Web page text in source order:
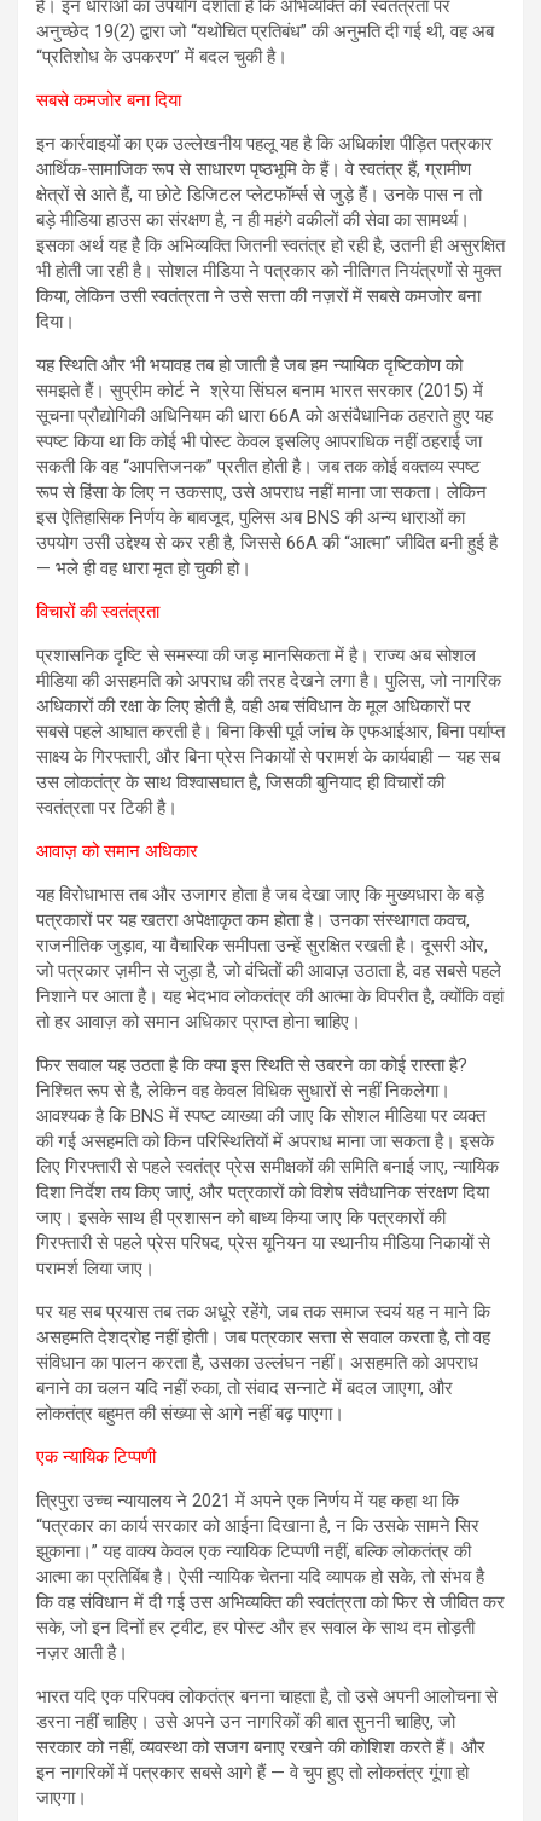
हैं। इन धाराओं का उपयोग दर्शाता है कि अभिव्यक्ति की स्वतंत्रता पर
अनुच्छेद 19(2) द्वारा जो “यथोचित प्रतिबंध” की अनुमति दी गई थी, वह अब
“प्रतिशोध के उपकरण” में बदल चुकी है।
सबसे कमजोर बना दिया
इन कार्रवाइयों का एक उल्लेखनीय पहलू यह है कि अधिकांश पीड़ित पत्रकार
आर्थिक-सामाजिक रूप से साधारण पृष्ठभूमि के हैं। वे स्वतंत्र हैं, ग्रामीण
क्षेत्रों से आते हैं, या छोटे डिजिटल प्लेटफॉर्म्स से जुड़े हैं। उनके पास न तो
बड़े मीडिया हाउस का संरक्षण है, न ही महंगे वकीलों की सेवा का सामर्थ्य।
इसका अर्थ यह है कि अभिव्यक्ति जितनी स्वतंत्र हो रही है, उतनी ही असुरक्षित
भी होती जा रही है। सोशल मीडिया ने पत्रकार को नीतिगत नियंत्रणों से मुक्त
किया, लेकिन उसी स्वतंत्रता ने उसे सत्ता की नज़रों में सबसे कमजोर बना
दिया।
यह स्थिति और भी भयावह तब हो जाती है जब हम न्यायिक दृष्टिकोण को
समझते हैं। सुप्रीम कोर्ट ने श्रेया सिंघल बनाम भारत सरकार (2015) में
सूचना प्रौद्योगिकी अधिनियम की धारा 66A को असंवैधानिक ठहराते हुए यह
स्पष्ट किया था कि कोई भी पोस्ट केवल इसलिए आपराधिक नहीं ठहराई जा
सकती कि वह “आपत्तिजनक” प्रतीत होती है। जब तक कोई वक्तव्य स्पष्ट
रूप से हिंसा के लिए न उकसाए, उसे अपराध नहीं माना जा सकता। लेकिन
इस ऐतिहासिक निर्णय के बावजूद, पुलिस अब BNS की अन्य धाराओं का
उपयोग उसी उद्देश्य से कर रही है, जिससे 66A की “आत्मा” जीवित बनी हुई है
— भले ही वह धारा मृत हो चुकी हो।
विचारों की स्वतंत्रता
प्रशासनिक दृष्टि से समस्या की जड़ मानसिकता में है। राज्य अब सोशल
मीडिया की असहमति को अपराध की तरह देखने लगा है। पुलिस, जो नागरिक
अधिकारों की रक्षा के लिए होती है, वही अब संविधान के मूल अधिकारों पर
सबसे पहले आघात करती है। बिना किसी पूर्व जांच के एफआईआर, बिना पर्याप्त
साक्ष्य के गिरफ्तारी, और बिना प्रेस निकायों से परामर्श के कार्यवाही — यह सब
उस लोकतंत्र के साथ विश्वासघात है, जिसकी बुनियाद ही विचारों की
स्वतंत्रता पर टिकी है।
आवाज़ को समान अधिकार
यह विरोधाभास तब और उजागर होता है जब देखा जाए कि मुख्यधारा के बड़े
पत्रकारों पर यह खतरा अपेक्षाकृत कम होता है। उनका संस्थागत कवच,
राजनीतिक जुड़ाव, या वैचारिक समीपता उन्हें सुरक्षित रखती है। दूसरी ओर,
जो पत्रकार ज़मीन से जुड़ा है, जो वंचितों की आवाज़ उठाता है, वह सबसे पहले
निशाने पर आता है। यह भेदभाव लोकतंत्र की आत्मा के विपरीत है, क्योंकि वहां
तो हर आवाज़ को समान अधिकार प्राप्त होना चाहिए।
फिर सवाल यह उठता है कि क्या इस स्थिति से उबरने का कोई रास्ता है?
निश्चित रूप से है, लेकिन वह केवल विधिक सुधारों से नहीं निकलेगा।
आवश्यक है कि BNS में स्पष्ट व्याख्या की जाए कि सोशल मीडिया पर व्यक्त
की गई असहमति को किन परिस्थितियों में अपराध माना जा सकता है। इसके
लिए गिरफ्तारी से पहले स्वतंत्र प्रेस समीक्षकों की समिति बनाई जाए, न्यायिक
दिशा निर्देश तय किए जाएं, और पत्रकारों को विशेष संवैधानिक संरक्षण दिया
जाए। इसके साथ ही प्रशासन को बाध्य किया जाए कि पत्रकारों की
गिरफ्तारी से पहले प्रेस परिषद, प्रेस यूनियन या स्थानीय मीडिया निकायों से
परामर्श लिया जाए।
पर यह सब प्रयास तब तक अधूरे रहेंगे, जब तक समाज स्वयं यह न माने कि
असहमति देशद्रोह नहीं होती। जब पत्रकार सत्ता से सवाल करता है, तो वह
संविधान का पालन करता है, उसका उल्लंघन नहीं। असहमति को अपराध
बनाने का चलन यदि नहीं रुका, तो संवाद सन्नाटे में बदल जाएगा, और
लोकतंत्र बहुमत की संख्या से आगे नहीं बढ़ पाएगा।
एक न्यायिक टिप्पणी
त्रिपुरा उच्च न्यायालय ने 2021 में अपने एक निर्णय में यह कहा था कि
“पत्रकार का कार्य सरकार को आईना दिखाना है, न कि उसके सामने सिर
झुकाना।” यह वाक्य केवल एक न्यायिक टिप्पणी नहीं, बल्कि लोकतंत्र की
आत्मा का प्रतिबिंब है। ऐसी न्यायिक चेतना यदि व्यापक हो सके, तो संभव है
कि वह संविधान में दी गई उस अभिव्यक्ति की स्वतंत्रता को फिर से जीवित कर
सके, जो इन दिनों हर ट्वीट, हर पोस्ट और हर सवाल के साथ दम तोड़ती
नज़र आती है।
भारत यदि एक परिपक्व लोकतंत्र बनना चाहता है, तो उसे अपनी आलोचना से
डरना नहीं चाहिए। उसे अपने उन नागरिकों की बात सुननी चाहिए, जो
सरकार को नहीं, व्यवस्था को सजग बनाए रखने की कोशिश करते हैं। और
इन नागरिकों में पत्रकार सबसे आगे हैं — वे चुप हुए तो लोकतंत्र गूंगा हो
जाएगा।